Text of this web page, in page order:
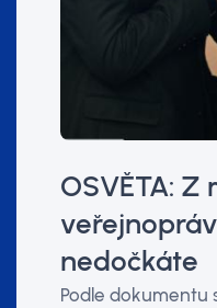
OSVĚTA: Z
nedočkáte
Podle dokumentu